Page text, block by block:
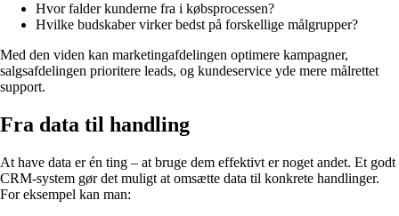
Hvor falder kunderne fra i købsprocessen?
Hvilke budskaber virker bedst på forskellige målgrupper?
Med den viden kan marketingafdelingen optimere kampagner,
salgsafdelingen prioritere leads, og kundeservice yde mere målrettet
support.
Fra data til handling
At have data er én ting – at bruge dem effektivt er noget andet. Et godt
CRM-system gør det muligt at omsætte data til konkrete handlinger.
For eksempel kan man: